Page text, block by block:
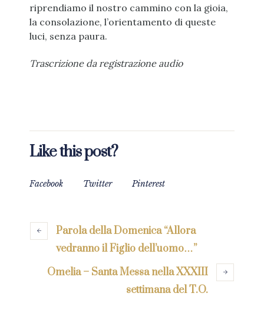
riprendiamo il nostro cammino con la gioia,
la consolazione, l’orientamento di queste
luci, senza paura.
Trascrizione da registrazione audio
Like this post?
Facebook Twitter Pinterest
Parola della Domenica “Allora
vedranno il Figlio dell’uomo…”
Omelia – Santa Messa nella XXXIII
settimana del T.O.